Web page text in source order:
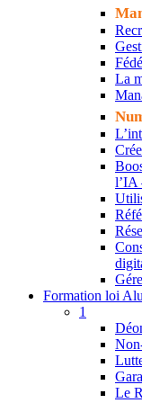
La
l’IA
Formation loi
1
Le